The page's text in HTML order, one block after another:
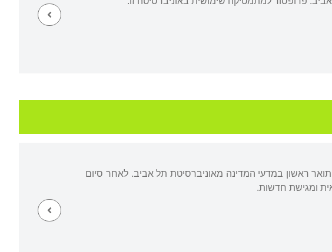
ראשון במדעי המדינה מאוניברסיטת תל אביב. לאחר סיום